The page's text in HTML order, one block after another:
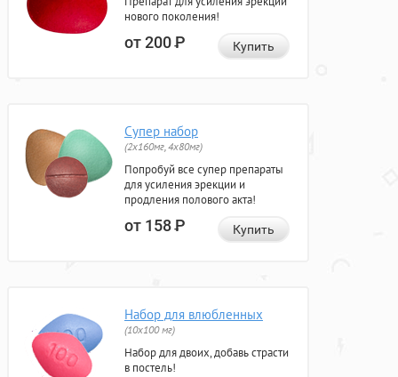
нового поколения!
от 200Р Купить
Супер набор
(2х160мг, 4х80мг)
Попробуй все супер препараты
для усиления эрекции и
продления полового акта!
от 158Р Купить
Набор для влюбленных
(10х100 мг)
Набор для двоих, добавь страсти
в постель!